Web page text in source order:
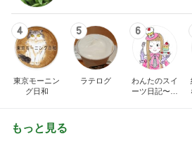
4
東京モーニン
グ日和
5
ラテログ
6
わんたのスイ
ーツ日記〜小
もっと見る